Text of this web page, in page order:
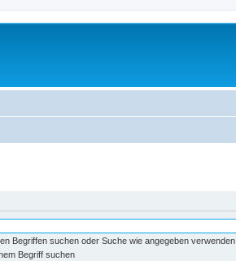
Begriffen suchen oder Suche wie angegeben verwenden
Begriff suchen